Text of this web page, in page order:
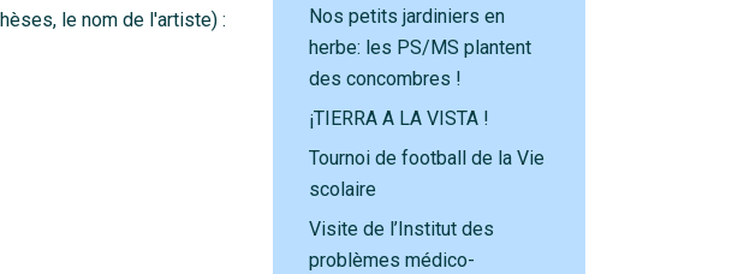
le nom de l'artiste) :
Nos petits jardiniers en
herbe: les PS/MS plantent
des concombres !
¡TIERRA A LA VISTA !
Tournoi de football de la Vie
scolaire
Visite de l’Institut des
problèmes médico-